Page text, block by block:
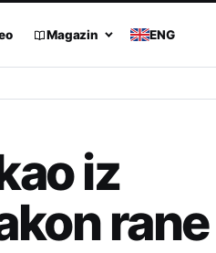
Magazin ENG
iz
rane